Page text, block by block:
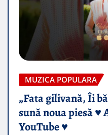
MUZICA POPULARA
„Fata gilivană, Îi
sună noua piesă ♥️
YouTube ♥️